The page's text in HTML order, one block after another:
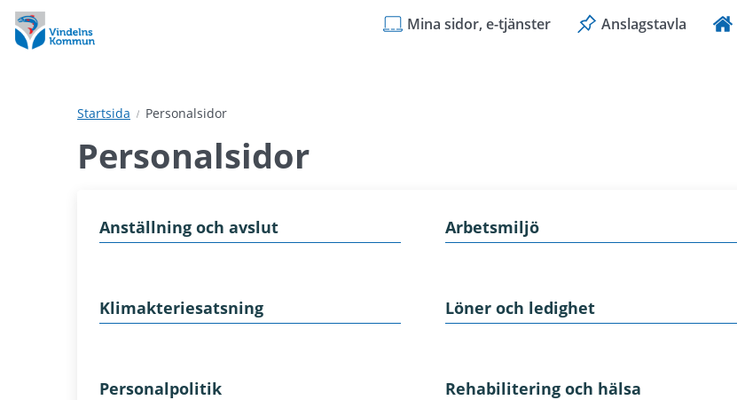
Hoppa
till
innehåll
Hoppa
till
undermeny
Mina sidor, e-tjänster Anslagstavla
Startsida Personalsidor
Personalsidor
Anställning och avslut Arbetsmiljö
Klimakteriesatsning Löner och ledighet
Personalpolitik Rehabilitering och hälsa